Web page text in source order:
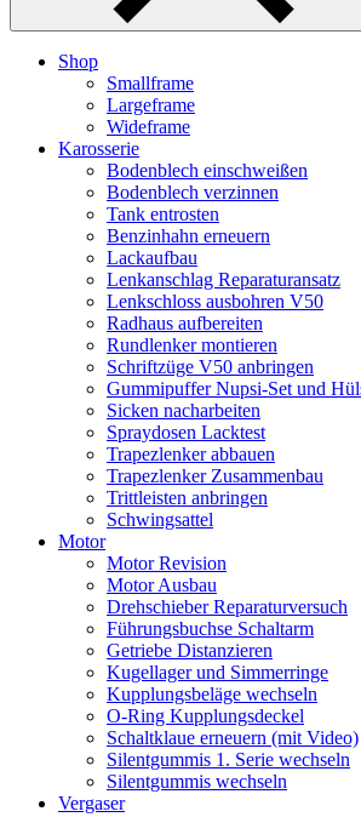
Shop
Smallframe
Largeframe
Wideframe
Karosserie
Bodenblech einschweißen
Bodenblech verzinnen
Tank entrosten
Benzinhahn erneuern
Lackaufbau
Lenkanschlag Reparaturansatz
Lenkschloss ausbohren V50
Radhaus aufbereiten
Rundlenker montieren
Schriftzüge V50 anbringen
Gummipuffer Nupsi-Set und
Sicken nacharbeiten
Spraydosen Lacktest
Trapezlenker abbauen
Trapezlenker Zusammenbau
Trittleisten anbringen
Schwingsattel
Motor
Motor Revision
Motor Ausbau
Drehschieber Reparaturversuch
Führungsbuchse Schaltarm
Getriebe Distanzieren
Kugellager und Simmerringe
Kupplungsbeläge wechseln
O-Ring Kupplungsdeckel
Schaltklaue erneuern (mit Video)
Silentgummis 1. Serie wechseln
Silentgummis wechseln
Vergaser